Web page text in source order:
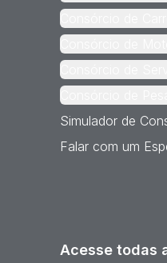
Simulador de
Falar com um
Acesse todas